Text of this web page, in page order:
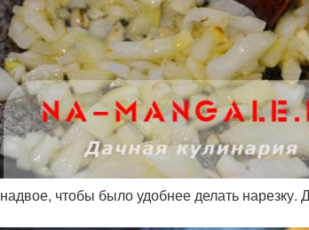
чтобы было удобнее делать нарезку.